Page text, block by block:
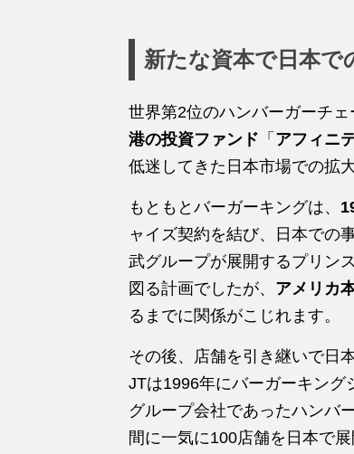
新たな資本で日本で
世界第2位のハンバーガーチ
港の投資ファンド 「 アフィニ
低迷してきた日本市場での拡
もともとバーガーキングは、
ャイズ契約を結び、日本での
武グループが展開するプリン
図る計画でしたが、 アメリカ
るまでに関係がこじれます。
その後、店舗を引き継いで日
JTは1996年にバーガーキン
グループ会社であったハンバ
間に一気に100店舗を日本で